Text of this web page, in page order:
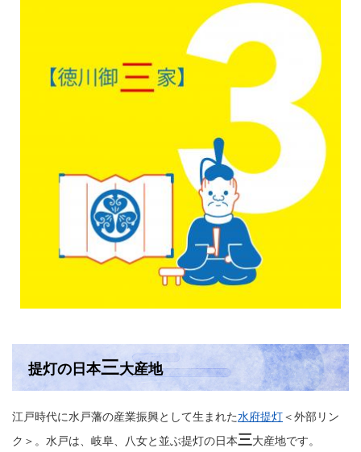
提灯の日本三大産地
江戸時代に水戸藩の産業振興として生まれた水府提灯＜外部リン
ク＞ 。水戸は、岐阜、八女と並ぶ提灯の日本三大産地です。